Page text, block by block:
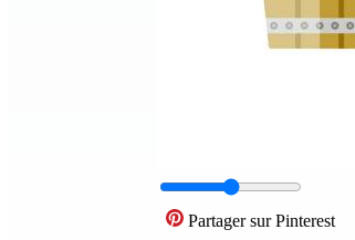
Partager sur Pinterest